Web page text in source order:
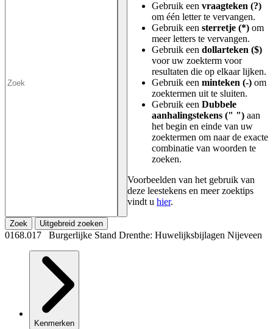
Gebruik een vraagteken (?)
om één letter te vervangen.
Gebruik een sterretje (*) om
meer letters te vervangen.
Gebruik een dollarteken ($)
voor uw zoekterm voor
resultaten die op elkaar lijken.
Gebruik een minteken (-) om
zoektermen uit te sluiten.
Gebruik een Dubbele
aanhalingstekens (" ") aan
het begin en einde van uw
zoektermen om naar de exacte
combinatie van woorden te
zoeken.
Voorbeelden van het gebruik van
deze leestekens en meer zoektips
vindt u hier.
Zoek Uitgebreid zoeken
0168.017 Burgerlijke Stand Drenthe: Huwelijksbijlagen Nijeveen
Kenmerken